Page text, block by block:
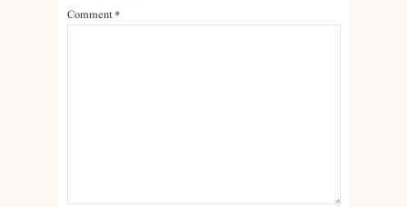
Comment*